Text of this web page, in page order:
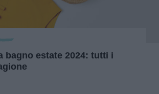
bagno estate 2024: tutti i